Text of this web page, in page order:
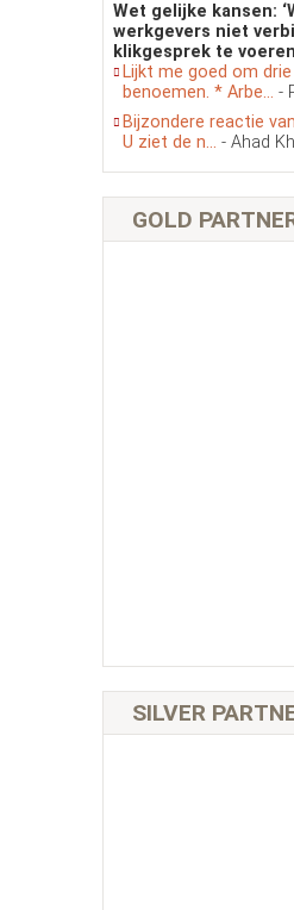
Wet gelijke kansen:
werkgevers niet
klikgesprek te
Lijkt me goed om
benoemen. * Arbe... -
Bijzondere reactie
U ziet de n... - Ahad
GOLD
SILVER